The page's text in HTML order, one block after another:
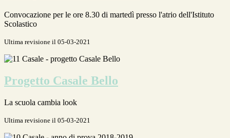
Convocazione per le ore 8.30 di martedì presso l'atrio dell'Istituto
Scolastico
Ultima revisione il 05-03-2021
Progetto Casale Bello
La scuola cambia look
Ultima revisione il 05-03-2021